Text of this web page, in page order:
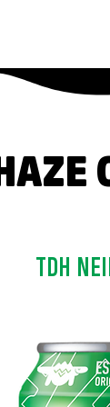
HAZE
TDH